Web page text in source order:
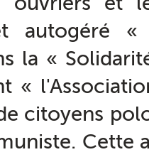
autogéré
la «
«
citoyens
Cette